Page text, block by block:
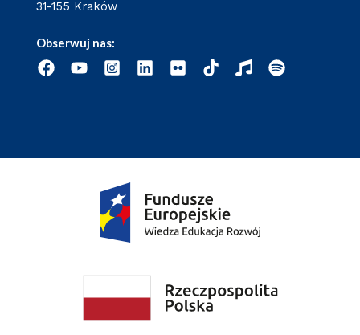
31-155 Kraków
Obserwuj nas: